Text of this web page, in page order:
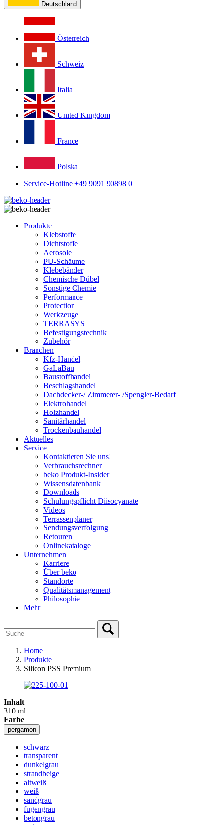
Deutschland
Österreich
Schweiz
Italia
United Kingdom
France
Polska
Service-Hotline +49 9091 90898 0
Produkte
Klebstoffe
Dichtstoffe
Aerosole
PU-Schäume
Klebebänder
Chemische Dübel
Sonstige Chemie
Performance
Protection
Werkzeuge
TERRASYS
Befestigungstechnik
Zubehör
Branchen
Kfz-Handel
GaLaBau
Baustoffhandel
Beschlagshandel
Dachdecker-/ Zimmerer- /Spengler-Bedarf
Elektrohandel
Holzhandel
Sanitärhandel
Trockenbauhandel
Aktuelles
Service
Kontaktieren Sie uns!
Verbrauchsrechner
beko Produkt-Insider
Wissensdatenbank
Downloads
Schulungspflicht Diisocyanate
Videos
Terrassenplaner
Sendungsverfolgung
Retouren
Onlinekataloge
Unternehmen
Karriere
Über beko
Standorte
Qualitätsmanagement
Philosophie
Mehr
Home
Produkte
Silicon PSS Premium
Inhalt
310 ml
Farbe
pergamon
schwarz
transparent
dunkelgrau
strandbeige
altweiß
weiß
sandgrau
fugengrau
betongrau